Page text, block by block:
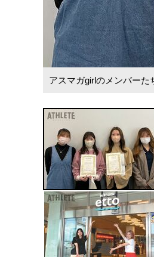
アスマガgirlのメンバー